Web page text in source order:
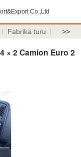
Co.,Ltd
Fabrika turu >>
× 2 Camion Euro 2